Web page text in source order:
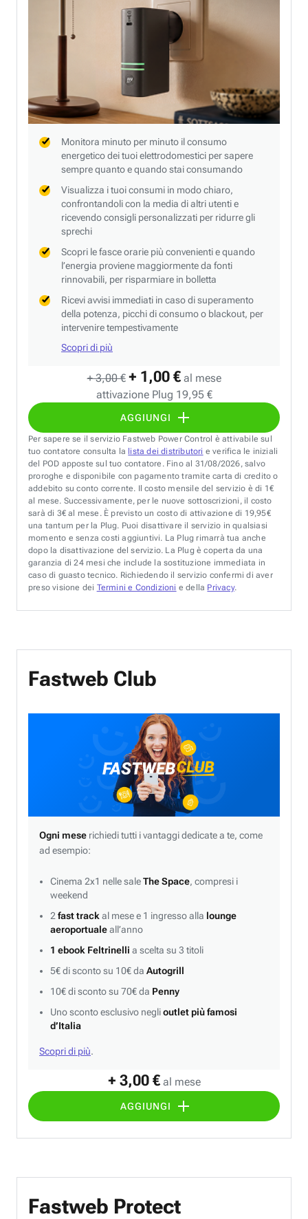
+ 3,00 € + 1,00 € al mese
attivazione Plug 19,95 €
AGGIUNGI
Monitora minuto per minuto il consumo
energetico dei tuoi elettrodomestici per sapere
sempre quanto e quando stai consumando
Visualizza i tuoi consumi in modo chiaro,
confrontandoli con la media di altri utenti e
ricevendo consigli personalizzati per ridurre gli
sprechi
Scopri le fasce orarie più convenienti e quando
l’energia proviene maggiormente da fonti
rinnovabili, per risparmiare in bolletta
Ricevi avvisi immediati in caso di superamento
della potenza, picchi di consumo o blackout, per
intervenire tempestivamente
Scopri di più
Per sapere se il servizio Fastweb Power Control è attivabile sul
tuo contatore consulta la lista dei distributori e verifica le iniziali
del POD apposte sul tuo contatore. Fino al 31/08/2026, salvo
proroghe e disponibile con pagamento tramite carta di credito o
addebito su conto corrente. Il costo mensile del servizio è di 1€
al mese. Successivamente, per le nuove sottoscrizioni, il costo
sarà di 3€ al mese. È previsto un costo di attivazione di 19,95€
una tantum per la Plug. Puoi disattivare il servizio in qualsiasi
momento e senza costi aggiuntivi. La Plug rimarrà tua anche
dopo la disattivazione del servizio. La Plug è coperta da una
garanzia di 24 mesi che include la sostituzione immediata in
caso di guasto tecnico. Richiedendo il servizio confermi di aver
preso visione dei Termini e Condizioni e della Privacy.
Fastweb Club
+ 3,00 € al mese
AGGIUNGI
Ogni mese richiedi tutti i vantaggi dedicate a te, come
ad esempio:
Cinema 2x1 nelle saleThe Space, compresi i
weekend
2 fast track al mese e 1 ingresso alla lounge
aeroportualeall’anno
1 ebook Feltrinelli a scelta su 3 titoli
5€ di sconto su 10€ da Autogrill
10€ di sconto su 70€ da Penny
Uno sconto esclusivo neglioutlet più famosi
d’Italia
Scopri di più.
Fastweb Protect